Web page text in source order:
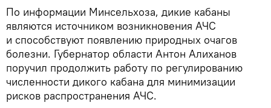
По информации Минсельхоза, дикие кабаны
являются источником возникновения АЧС
и способствуют появлению природных очагов
болезни. Губернатор области Антон Алиханов
поручил продолжить работу по регулированию
численности дикого кабана для минимизации
рисков распространения АЧС.